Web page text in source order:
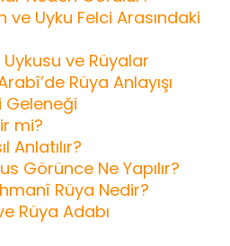
ve Uyku Felci Arasındaki
Uykusu ve Rüyalar
Rüya Anlayışı
Geleneği
mi?
Anlatılır?
Görünce Ne Yapılır?
Rüya Nedir?
Rüya Adabı